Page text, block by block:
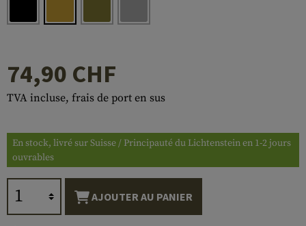
74,90 CHF
TVA incluse, frais de port en sus
En stock, livré sur Suisse / Principauté du Lichtenstein en 1-2 jours
ouvrables
AJOUTER AU PANIER